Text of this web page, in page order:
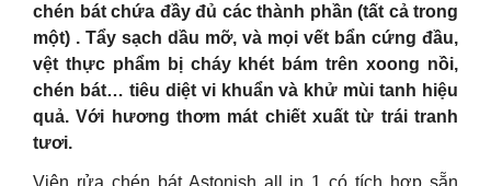
chén bát chứa đầy đủ các thành phần (tất cả trong
một) . Tẩy sạch dầu mỡ, và mọi vết bẩn cứng đầu,
vệt thực phẩm bị cháy khét bám trên xoong nồi,
chén bát… tiêu diệt vi khuẩn và khử mùi tanh hiệu
quả. Với hương thơm mát chiết xuất từ trái tranh
tươi.